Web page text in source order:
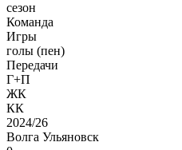
сезон
Команда
Игры
голы (пен)
Передачи
Г+П
ЖК
КК
2024/26
Волга Ульяновск